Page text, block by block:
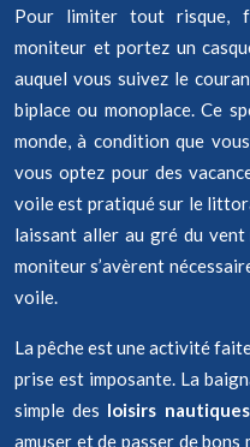
Pour limiter tout risque,
moniteur et portez un
auquel vous suivez le
biplace ou monoplace. Ce
monde, à condition que
vous optez pour des
voile est pratiqué sur le
laissant aller au gré du vent
moniteur s’avèrent
voile.
La pêche est une activité
prise est imposante. La
simple des loisirs nautiques
amuser et de passer de